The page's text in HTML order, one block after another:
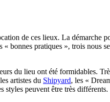
de ces lieux. La démarche
bonnes pratiques », trois nous
du lieu ont été formidables.
artistes du Shipyard, les «
styles peuvent être très différents.